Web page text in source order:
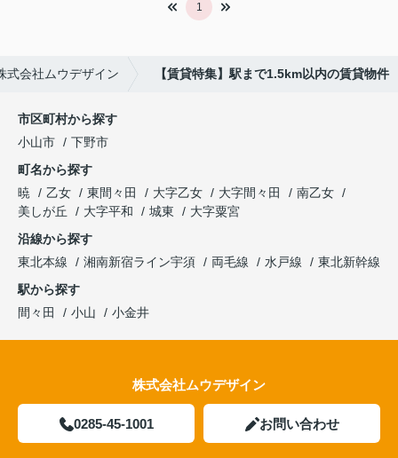
1
式会社ムウデザイン 【賃貸特集】駅まで1.5km以内の賃貸物件
市区町村から探す
小山市
下野市
町名から探す
暁
乙女 東間々田 大字乙女 大字間々田
南乙女
美しが丘
大字平和 城東
大字粟宮
沿線から探す
東北本線
湘南新宿ライン宇須 両毛線 水戸線
東北新幹線
駅から探す
間々田
小山 小金井
株式会社ムウデザイン
0285-45-1001 お問い合わせ